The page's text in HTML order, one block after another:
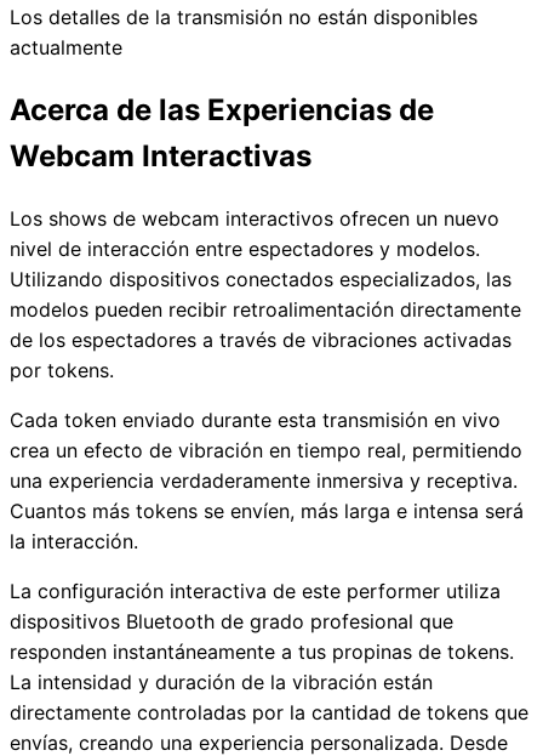
Los detalles de la transmisión no están disponibles
actualmente
Acerca de las Experiencias de
Webcam Interactivas
Los shows de webcam interactivos ofrecen un nuevo
nivel de interacción entre espectadores y modelos.
Utilizando dispositivos conectados especializados, las
modelos pueden recibir retroalimentación directamente
de los espectadores a través de vibraciones activadas
por tokens.
Cada token enviado durante esta transmisión en vivo
crea un efecto de vibración en tiempo real, permitiendo
una experiencia verdaderamente inmersiva y receptiva.
Cuantos más tokens se envíen, más larga e intensa será
la interacción.
La configuración interactiva de este performer utiliza
dispositivos Bluetooth de grado profesional que
responden instantáneamente a tus propinas de tokens.
La intensidad y duración de la vibración están
directamente controladas por la cantidad de tokens que
envías, creando una experiencia personalizada. Desde